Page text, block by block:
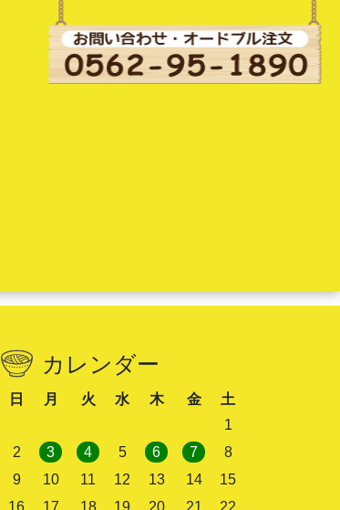
カレンダー
日 月 火 水 木 金
土
1
2
3 4 5 6 7
8
9
10 11 12 13 14
15
16
17 18 19 20 21
22